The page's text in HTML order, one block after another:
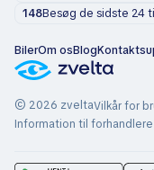
148Besøg de sidste 24
BilerOm osBlogKontakt
© 2026 zveltaVilkår for
Information til forhandlere